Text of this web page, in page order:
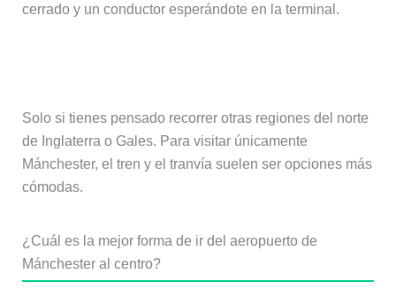
cerrado y un conductor esperándote en la terminal.
Solo si tienes pensado recorrer otras regiones del norte
de Inglaterra o Gales. Para visitar únicamente
Mánchester, el tren y el tranvía suelen ser opciones más
cómodas.
¿Cuál es la mejor forma de ir del aeropuerto de
Mánchester al centro?